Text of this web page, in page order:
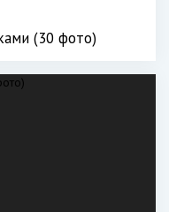
(30 фото)